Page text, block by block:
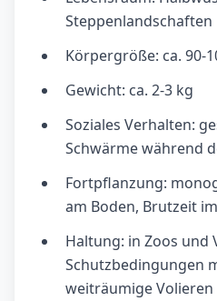
Steppenlandschaften
Körpergröße: ca. 90-
Gewicht: ca. 2-3 kg
Soziales Verhalten:
Schwärme während
Fortpflanzung:
am Boden, Brutzeit
Haltung: in Zoos und
Schutzbedingungen
weiträumige